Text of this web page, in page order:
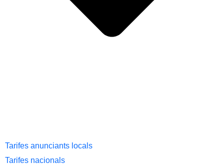
Tarifes anunciants locals
Tarifes nacionals